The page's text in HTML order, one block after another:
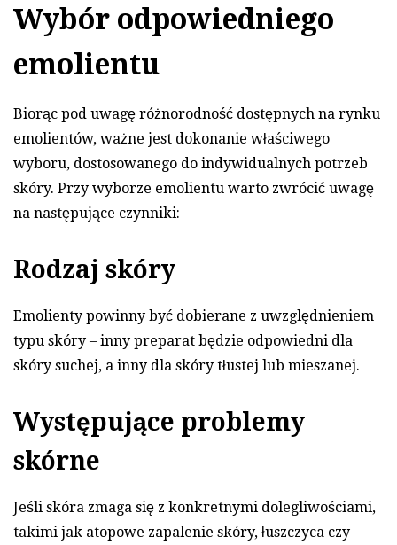
Wybór odpowiedniego
emolientu
Biorąc pod uwagę różnorodność dostępnych na rynku
emolientów, ważne jest dokonanie właściwego
wyboru, dostosowanego do indywidualnych potrzeb
skóry. Przy wyborze emolientu warto zwrócić uwagę
na następujące czynniki:
Rodzaj skóry
Emolienty powinny być dobierane z uwzględnieniem
typu skóry – inny preparat będzie odpowiedni dla
skóry suchej, a inny dla skóry tłustej lub mieszanej.
Występujące problemy
skórne
Jeśli skóra zmaga się z konkretnymi dolegliwościami,
takimi jak atopowe zapalenie skóry, łuszczyca czy